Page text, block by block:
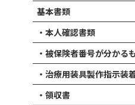
基本書類
・本人確認書類
・被保険者番号が分かる
・治療用装具製作指示装
・領収書